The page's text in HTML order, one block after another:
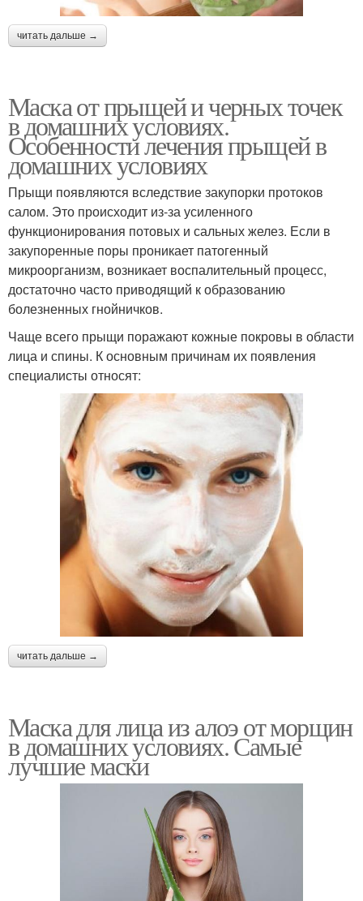
читать дальше →
Маска от прыщей и черных точек
в домашних условиях.
Особенности лечения прыщей в
домашних условиях
Прыщи появляются вследствие закупорки протоков
салом. Это происходит из-за усиленного
функционирования потовых и сальных желез. Если в
закупоренные поры проникает патогенный
микроорганизм, возникает воспалительный процесс,
достаточно часто приводящий к образованию
болезненных гнойничков.
Чаще всего прыщи поражают кожные покровы в области
лица и спины. К основным причинам их появления
специалисты относят:
читать дальше →
Маска для лица из алоэ от морщин
в домашних условиях. Самые
лучшие маски